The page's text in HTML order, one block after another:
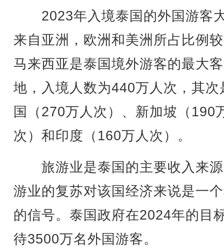
2023年入境泰国的外国游客
来自亚洲，欧洲和美洲所占比例
马来西亚是泰国境外游客的最大
地，入境人数为440万人次，其次
国（270万人次）、新加坡（190
次）和印度（160万人次）。
旅游业是泰国的主要收入来
游业的复苏对该国经济来说是一
的信号。泰国政府在2024年的目
待3500万名外国游客。